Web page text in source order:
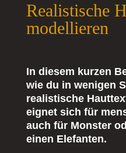
Realistische
modellieren
In diesem kurzen
wie du in wenigen
realistische
eignet sich für
auch für Monster
einen Elefanten.